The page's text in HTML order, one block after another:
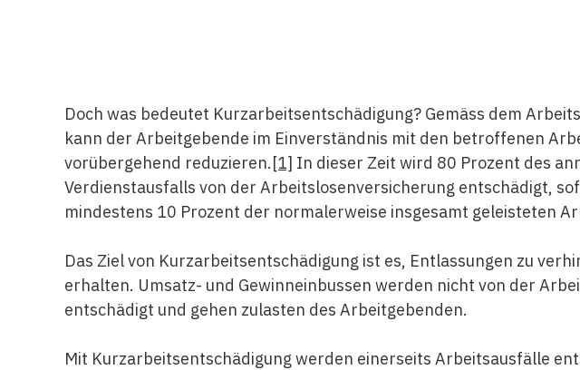
Doch was bedeutet Kurzarbeitsentschädigung? Gemäss dem
kann der Arbeitgebende im Einverständnis mit den betroffenen
vorübergehend reduzieren.[1] In dieser Zeit wird 80 Prozent des
Verdienstausfalls von der Arbeitslosenversicherung entschädigt,
mindestens 10 Prozent der normalerweise insgesamt geleisteten
Das Ziel von Kurzarbeitsentschädigung ist es, Entlassungen zu
erhalten. Umsatz- und Gewinneinbussen werden nicht von der
entschädigt und gehen zulasten des Arbeitgebenden.
Mit Kurzarbeitsentschädigung werden einerseits Arbeitsausfälle